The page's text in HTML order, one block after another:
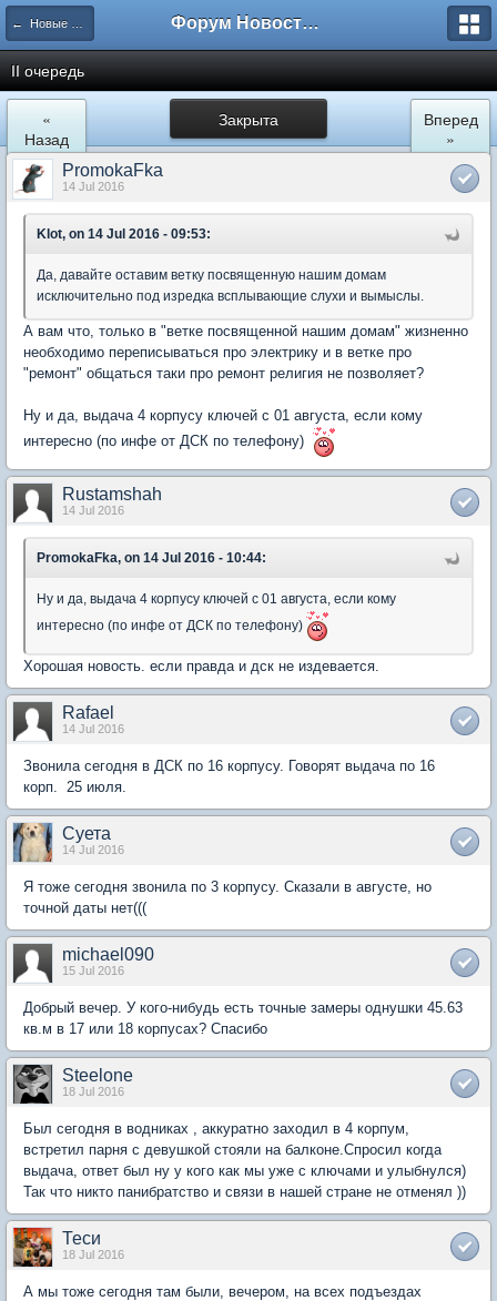
← Новые Водники Форум Новостройки
II очередь
Закрыта
«
Назад
Вперед
»
PromokaFka
14 Jul 2016
Klot, on 14 Jul 2016 - 09:53:
Да, давайте оставим ветку посвященную нашим домам
исключительно под изредка всплывающие слухи и вымыслы.
А вам что, только в "ветке посвященной нашим домам" жизненно
необходимо переписываться про электрику и в ветке про
"ремонт" общаться таки про ремонт религия не позволяет?
Ну и да, выдача 4 корпусу ключей с 01 августа, если кому
интересно (по инфе от ДСК по телефону)
Rustamshah
14 Jul 2016
PromokaFka, on 14 Jul 2016 - 10:44:
Ну и да, выдача 4 корпусу ключей с 01 августа, если кому
интересно (по инфе от ДСК по телефону)
Хорошая новость. если правда и дск не издевается.
Rafael
14 Jul 2016
Звонила сегодня в ДСК по 16 корпусу. Говорят выдача по 16
корп. 25 июля.
Суета
14 Jul 2016
Я тоже сегодня звонила по 3 корпусу. Сказали в августе, но
точной даты нет(((
michael090
15 Jul 2016
Добрый вечер. У кого-нибудь есть точные замеры однушки 45.63
кв.м в 17 или 18 корпусах? Спасибо
Steelone
18 Jul 2016
Был сегодня в водниках , аккуратно заходил в 4 корпум,
встретил парня с девушкой стояли на балконе.Спросил когда
выдача, ответ был ну у кого как мы уже с ключами и улыбнулся)
Так что никто панибратство и связи в нашей стране не отменял ))
Теси
18 Jul 2016
А мы тоже сегодня там были, вечером, на всех подъездах